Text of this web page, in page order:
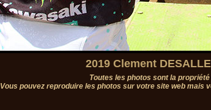
2019 Clement
Toutes les photos sont la
Vous pouvez reproduire les photos sur votre site web mais